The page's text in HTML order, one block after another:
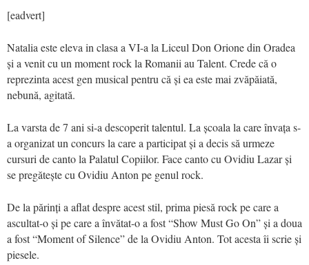
[eadvert]
Natalia este eleva in clasa a VI-a la Liceul Don Orione din Oradea
și a venit cu un moment rock la Romanii au Talent. Crede că o
reprezinta acest gen musical pentru că și ea este mai zvăpăiată,
nebună, agitată.
La varsta de 7 ani si-a descoperit talentul. La școala la care învața s-
a organizat un concurs la care a participat și a decis să urmeze
cursuri de canto la Palatul Copiilor. Face canto cu Ovidiu Lazar și
se pregătește cu Ovidiu Anton pe genul rock.
De la părinți a aflat despre acest stil, prima piesă rock pe care a
ascultat-o și pe care a învătat-o a fost “Show Must Go On” și a doua
a fost “Moment of Silence” de la Ovidiu Anton. Tot acesta îi scrie și
piesele.